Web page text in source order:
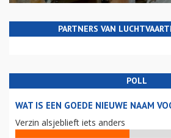
PARTNERS VAN
POLL
WAT IS EEN GOEDE NIEUWE NAAM
Verzin alsjeblieft iets anders